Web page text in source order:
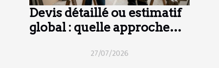
Devis détaillé ou estimatif
global : quelle approche
27/07/2026